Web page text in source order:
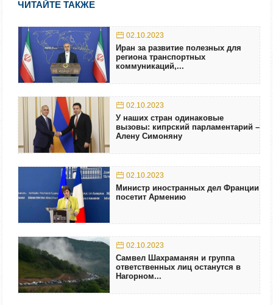
ЧИТАЙТЕ ТАКЖЕ
02.10.2023
Иран за развитие полезных для
региона транспортных
коммуникаций,...
02.10.2023
У наших стран одинаковые
вызовы: кипрский парламентарий –
Алену Симоняну
02.10.2023
Министр иностранных дел Франции
посетит Армению
02.10.2023
Самвел Шахраманян и группа
ответственных лиц останутся в
Нагорном...